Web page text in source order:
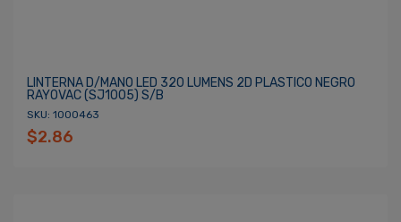
LINTERNA D/MANO LED 320 LUMENS 2D PLASTICO NEGRO
RAYOVAC (SJ1005) S/B
SKU: 1000463
$2.86